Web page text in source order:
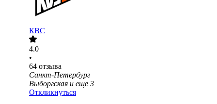
КВС
4.0
•
64 отзыва
Санкт-Петербург
Выборгская и еще 3
Откликнуться